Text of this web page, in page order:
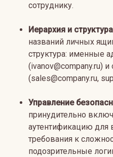
сотруднику.
Иерархия и
названий личных
структура: именные
(ivanov@company.ru)
(sales@company.ru,
Управление
принудительно
аутентификацию для
требования к
подозрительные